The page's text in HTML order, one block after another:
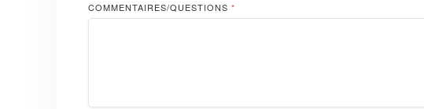
COMMENTAIRES/QUESTIONS *